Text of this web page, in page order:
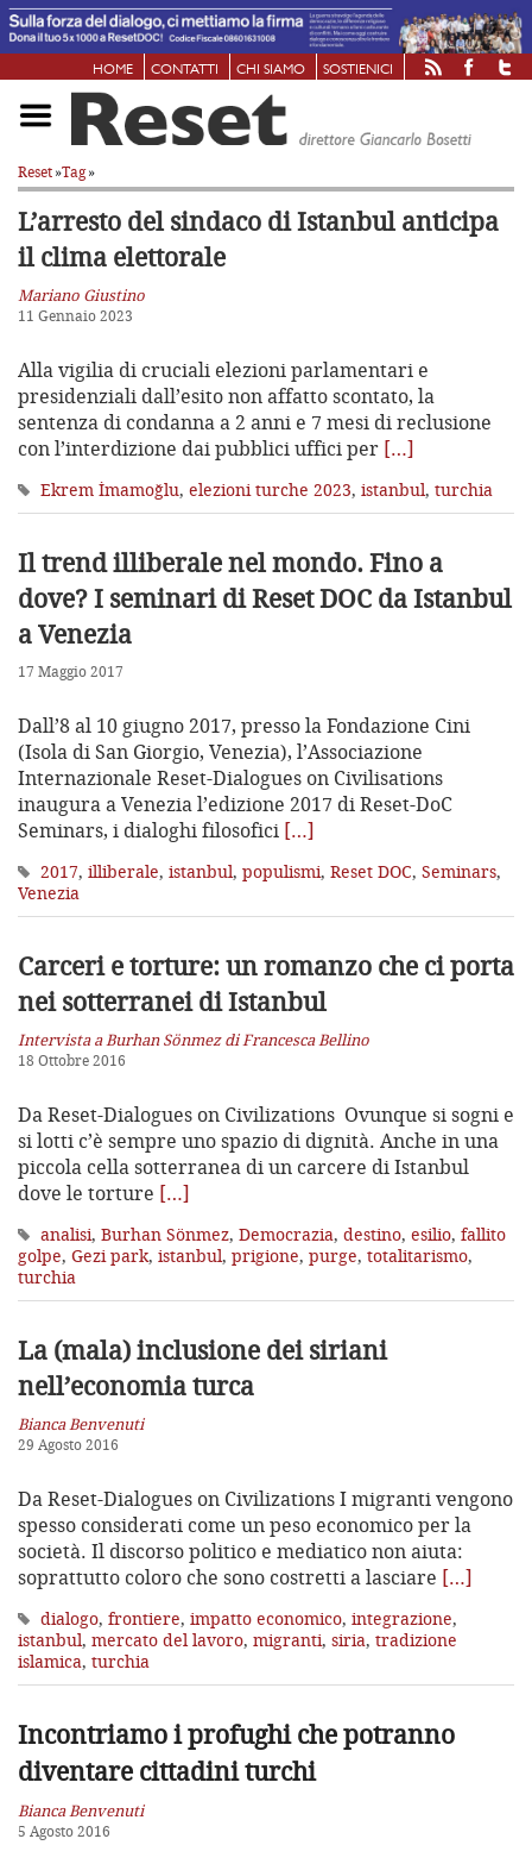
HOME CONTATTI CHI SIAMO SOSTIENICI
Reset»Tag»
L’arresto del sindaco di Istanbul anticipa
il clima elettorale
Mariano Giustino
11 Gennaio 2023
Alla vigilia di cruciali elezioni parlamentari e
presidenziali dall’esito non affatto scontato, la
sentenza di condanna a 2 anni e 7 mesi di reclusione
con l’interdizione dai pubblici uffici per […]
Ekrem İmamoğlu, elezioni turche 2023, istanbul, turchia
Il trend illiberale nel mondo. Fino a
dove?I seminari di Reset DOC da Istanbul
a Venezia
17 Maggio 2017
Dall’8 al 10 giugno 2017, presso la Fondazione Cini
(Isola di San Giorgio, Venezia), l’Associazione
Internazionale Reset-Dialogues on Civilisations
inaugura a Venezia l’edizione 2017 di Reset-DoC
Seminars, i dialoghi filosofici […]
2017, illiberale, istanbul, populismi, Reset DOC, Seminars,
Venezia
Carceri e torture: un romanzo che ci porta
nei sotterranei di Istanbul
Intervista a Burhan Sönmez di Francesca Bellino
18 Ottobre 2016
Da Reset-Dialogues on Civilizations Ovunque si sogni e
si lotti c’è sempre uno spazio di dignità. Anche in una
piccola cella sotterranea di un carcere di Istanbul
dove le torture […]
analisi, Burhan Sönmez, Democrazia, destino, esilio, fallito
golpe, Gezi park, istanbul, prigione, purge, totalitarismo,
turchia
La (mala) inclusione dei siriani
nell’economia turca
Bianca Benvenuti
29 Agosto 2016
Da Reset-Dialogues on Civilizations I migranti vengono
spesso considerati come un peso economico per la
società. Il discorso politico e mediatico non aiuta:
soprattutto coloro che sono costretti a lasciare […]
dialogo, frontiere, impatto economico, integrazione,
istanbul, mercato del lavoro, migranti, siria, tradizione
islamica, turchia
Incontriamo i profughi che potranno
diventare cittadini turchi
Bianca Benvenuti
5 Agosto 2016